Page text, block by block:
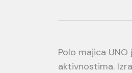
Polo majica
aktivnostima.